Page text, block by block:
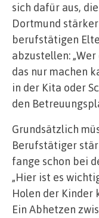
sich dafür aus,
Dortmund
berufstätigen
abzustellen:
das nur machen
in der Kita oder
den
Grundsätzlich
Berufstätiger
fange schon bei
„Hier ist es
Holen der Kinder
Ein Abhetzen